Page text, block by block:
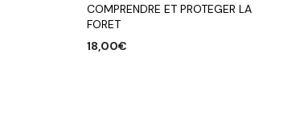
COMPRENDRE ET PROTEGER LA
FORET
18,00€